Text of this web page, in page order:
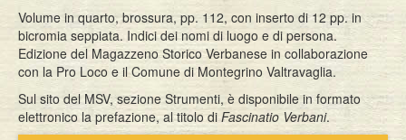
Volume in quarto, brossura, pp. 112, con inserto di 12 pp. in
bicromia seppiata. Indici dei nomi di luogo e di persona.
Edizione del Magazzeno Storico Verbanese in collaborazione
con la Pro Loco e il Comune di Montegrino Valtravaglia.
Sul sito del MSV, sezione Strumenti, è disponibile in formato
elettronico la prefazione, al titolo diFascinatio Verbani.